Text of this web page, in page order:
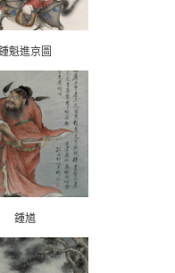
魁進京圖
鍾馗